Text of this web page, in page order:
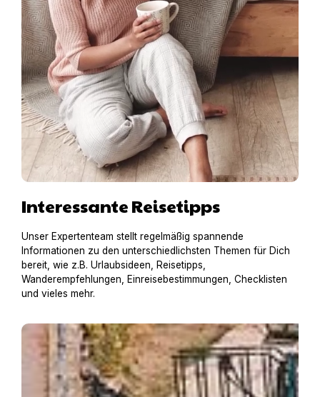
Interessante Reisetipps
Unser Expertenteam stellt regelmäßig spannende
Informationen zu den unterschiedlichsten Themen für Dich
bereit, wie z.B. Urlaubsideen, Reisetipps,
Wanderempfehlungen, Einreisebestimmungen, Checklisten
und vieles mehr.
Hausboot mit Hund